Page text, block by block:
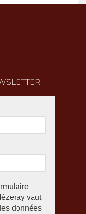
vaut
données